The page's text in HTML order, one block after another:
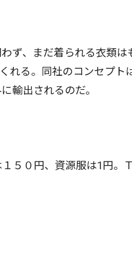
ず、まだ着られる衣類は
れる。同社のコンセプト
輸出されるのだ。
５０円、資源服は1円。